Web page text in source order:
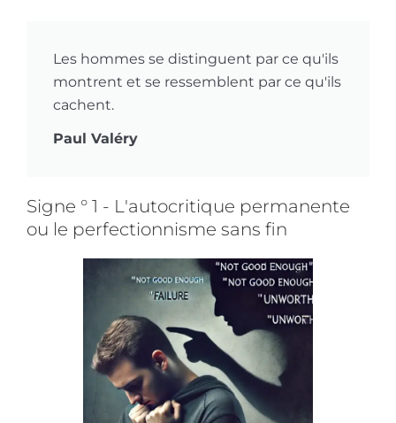
Les hommes se distinguent par ce qu'ils
montrent et se ressemblent par ce qu'ils
cachent.
Paul Valéry
Signe ° 1 - L'autocritique permanente
ou le perfectionnisme sans fin